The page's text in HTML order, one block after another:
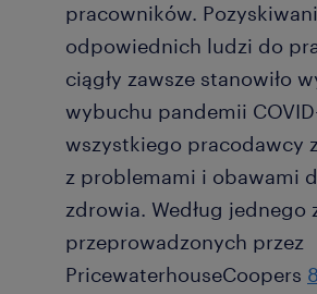
pracowników.
odpowiednich ludzi do
ciągły zawsze stanowiło
wybuchu pandemii
wszystkiego pracodawcy
z problemami i obawami
zdrowia. Według jednego
przeprowadzonych przez
PricewaterhouseCoopers